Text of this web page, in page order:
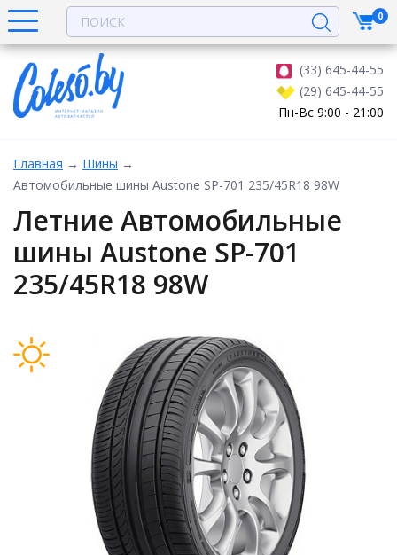
(33) 645-44-55
(29) 645-44-55
Пн-Вс 9:00 - 21:00
0
Главная → Шины →
Автомобильные шины Austone SP-701 235/45R18 98W
Летние Автомобильные
шины Austone SP-701
235/45R18 98W